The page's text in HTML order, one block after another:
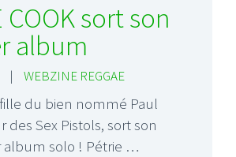
COOK sort son
album
| WEBZINE REGGAE
du bien nommé Paul
des Sex Pistols, sort son
solo ! Pétrie …